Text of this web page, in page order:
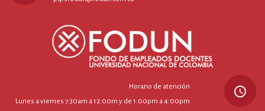
Horario de atención
Lunes a viernes 7:30am a 12:00m y de 1:00pm a 4:00pm
query_builder